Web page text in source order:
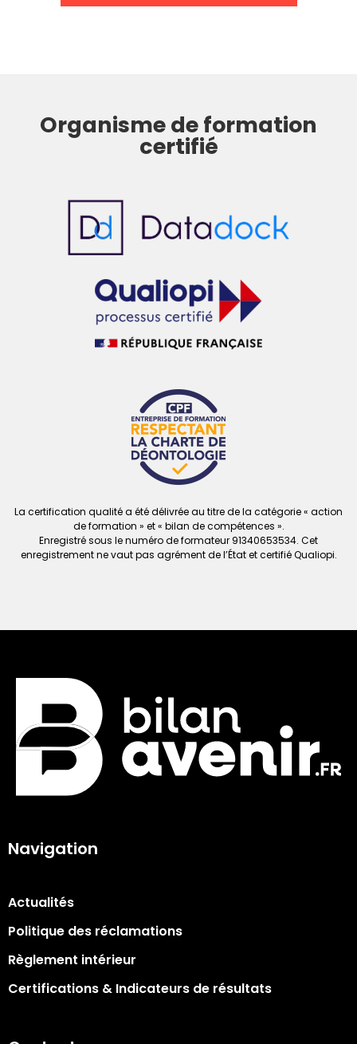
Organisme de formation
certifié
La certification qualité a été délivrée au titre de la catégorie « action
de formation » et « bilan de compétences ».
Enregistré sous le numéro de formateur 91340653534. Cet
enregistrement ne vautpas agrément de l’État et certifié Qualiopi.
Navigation
Actualités
Politique des réclamations
Règlement intérieur
Certifications & Indicateurs de résultats​